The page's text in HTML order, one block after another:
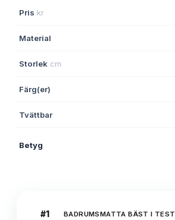
Pris kr
Material
Storlek cm
Färg(er)
Tvättbar
Betyg
#1 BADRUMSMATTA BÄST I TEST